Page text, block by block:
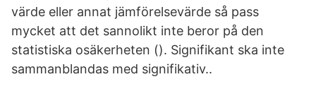
värde eller annat jämförelsevärde så pass
mycket att det sannolikt inte beror på den
statistiska osäkerheten (). Signifikant ska inte
sammanblandas med signifikativ..